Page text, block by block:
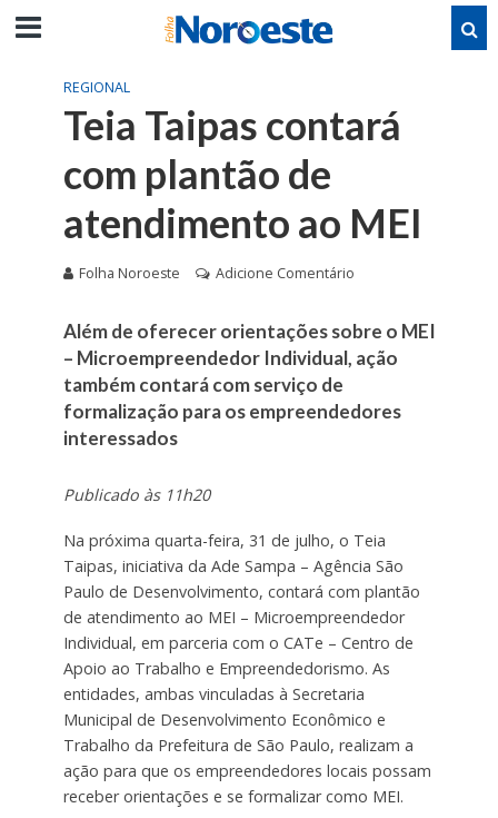
REGIONAL
Teia Taipas contará
com plantão de
atendimento ao MEI
Folha Noroeste Adicione Comentário
Além de oferecer orientações sobre o MEI
– Microempreendedor Individual, ação
também contará com serviço de
formalização para os empreendedores
interessados
Publicado às 11h20
Na próxima quarta-feira, 31 de julho, o Teia
Taipas, iniciativa da Ade Sampa – Agência São
Paulo de Desenvolvimento, contará com plantão
de atendimento ao MEI – Microempreendedor
Individual, em parceria com o CATe – Centro de
Apoio ao Trabalho e Empreendedorismo. As
entidades, ambas vinculadas à Secretaria
Municipal de Desenvolvimento Econômico e
Trabalho da Prefeitura de São Paulo, realizam a
ação para que os empreendedores locais possam
receber orientações e se formalizar como MEI.